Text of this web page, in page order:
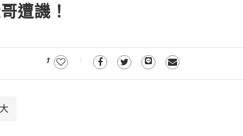
遭譏！
1
大